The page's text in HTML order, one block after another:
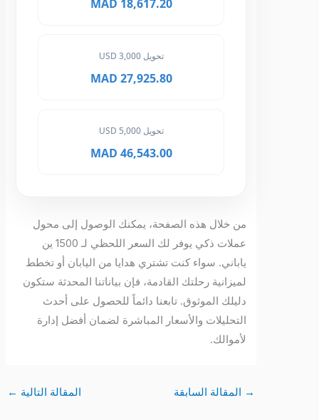
18,617.20 MAD
تحويل 3,000 USD
27,925.80 MAD
تحويل 5,000 USD
46,543.00 MAD
من خلال هذه الصفحة، يمكنك الوصول إلى محول
عملات ذكي يوفر لك السعر اللحظي لـ 1500 ين
ياباني. سواء كنت تشتري هدايا من اليابان أو تخطط
لميزانية رحلتك القادمة، فإن بياناتنا المحدثة ستكون
دليلك الموثوق. تابعنا دائماً للحصول على أحدث
التحليلات والأسعار المباشرة لضمان أفضل إدارة
لأموالك.
المقالة السابقة المقالة التالية←